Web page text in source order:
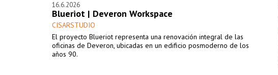
16.6.2026
Blueriot | Deveron Workspace
CISARSTUDIO
El proyecto Blueriot representa una renovación integral de las
oficinas de Deveron, ubicadas en un edificio posmoderno de los
años 90.